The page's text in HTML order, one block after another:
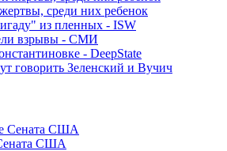
среди них ребенок
из пленных - ISW
взрывы - СМИ
- DeepState
говорить Зеленский и Вучич
США